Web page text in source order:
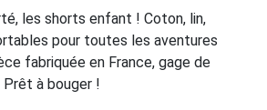
les shorts enfant ! Coton, lin,
pour toutes les aventures
fabriquée en France, gage de
à bouger !